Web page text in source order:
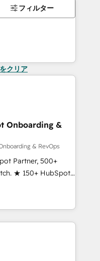
フィルター
クリア
Onboarding &
& RevOps
Partner, 500+
★ 150+ HubSpot
the team ★
five continents ★ AI-
obsessed ★
that drive adoption